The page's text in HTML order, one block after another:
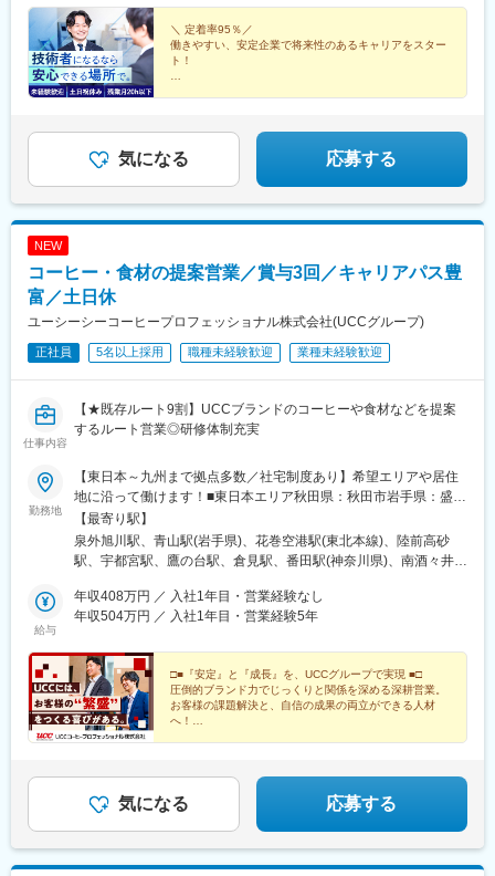
福岡県福岡市 ★長崎県長崎市・佐賀県三養基郡・熊本県熊本市・
鹿児島県鹿児島市※転勤あり（全国）を選択されても、範囲はキャ
リア形成などを目的とした同エリア内の異動が多いです※転勤なし
（地域限定）の場合、転居を伴わない勤務先変更は発生します※マ
イカー通勤可（規定有／要申請）※受動喫煙対策（屋内全面禁煙）
駅、女学院前駅、原爆資料館駅、西４丁目駅、仙台駅(地下鉄)、虎
ノ門ヒルズ駅、桜木町駅、近鉄名古屋駅、新静岡駅、三ノ宮駅、
西大橋駅、家庭裁判所前駅、大学病院駅
＼ 定着率95％／
働きやすい、安定企業で将来性のあるキャリアをスター
ト！
◆原則土日祝休み・年間休日120日以上
◆残業月20h以内
◆急な呼び出しなし
気になる 応募する
NEW
コーヒー・食材の提案営業／賞与3回／キャリアパス豊
富／土日休
ユーシーシーコーヒープロフェッショナル株式会社(UCCグループ)
正社員 5名以上採用 職種未経験歓迎 業種未経験歓迎
仕事内容
【★既存ルート9割】UCCブランドのコーヒーや食材などを提案
するルート営業◎研修体制充実
勤務地
【東日本～九州まで拠点多数／社宅制度あり】希望エリアや居住
地に沿って働けます！■東日本エリア秋田県：秋田市岩手県：盛岡
市、花巻市宮城県：仙台市栃木県：宇都宮市■首都圏エリア東京
都：立川市神奈川：寒川町、相模原市千葉県：佐倉市埼玉県：川
口市、熊谷市■中部エリア長野県：長野市、松本市静岡県：沼津市
畿エリア滋賀県：栗東市京都府：京都市大阪府：門真市、佐野市
兵庫県：豊岡市、神戸市、姫路市■中国エリア鳥取県：鳥取市島根
県：松山市徳島県：徳島市高知県：高知市■九州エリア福岡県：福
岡市鹿児島県：鹿児島市
【最寄り駅】
泉外旭川駅、青山駅(岩手県)、花巻空港駅(東北本線)、陸前高砂
駅、宇都宮駅、鷹の台駅、倉見駅、番田駅(神奈川県)、南酒々井
県)、大場駅、東岡崎駅、朝菜町駅、三ツ屋駅、福井口駅、手原
駅、上鳥羽口駅、門真市駅、鶴原駅、豊岡駅(兵庫県)、医療センタ
駅(香川県)、久米駅、阿波富田駅、桟橋通三丁目駅、貝塚駅(福岡
県)、慈眼寺駅、南公園駅、計算科学センター駅
給与
年収408万円 ／ 入社1年目・営業経験なし
年収504万円 ／ 入社1年目・営業経験5年
□■『安定』と『成長』を、UCCグループで実現 ■□
圧倒的ブランド力でじっくりと関係を深める深耕営業。
お客様の課題解決と、自信の成果の両立ができる人材
へ！
気になる 応募する